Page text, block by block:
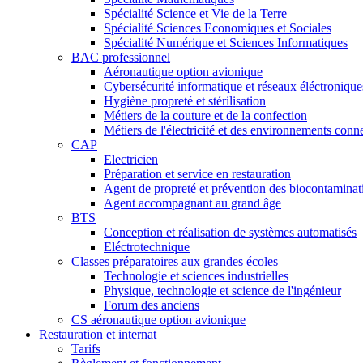
Spécialité Science et Vie de la Terre
Spécialité Sciences Economiques et Sociales
Spécialité Numérique et Sciences Informatiques
BAC professionnel
Aéronautique option avionique
Cybersécurité informatique et réseaux
Hygiène propreté et stérilisation
Métiers de la couture et de la confection
Métiers de l'électricité et des environnements
CAP
Electricien
Préparation et service en restauration
Agent de propreté et prévention des
Agent accompagnant au grand âge
BTS
Conception et réalisation de systèmes automatisés
Eléctrotechnique
Classes préparatoires aux grandes écoles
Technologie et sciences industrielles
Physique, technologie et science de l'ingénieur
Forum des anciens
CS aéronautique option avionique
Restauration et internat
Tarifs